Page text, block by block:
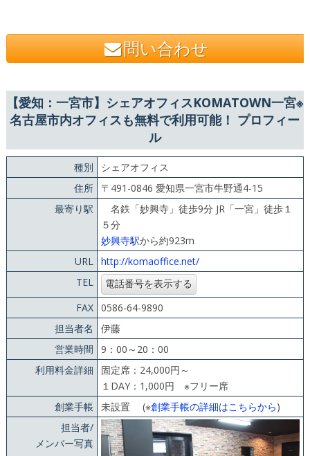
問い合わせ
【愛知：一宮市】シェアオフィスKOMATOWN一宮※
名古屋市内オフィスも無料で利用可能！ プロフィー
ル
種別
シェアオフィス
住所
〒491-0846 愛知県一宮市牛野通4-15
最寄り駅
名鉄「妙興寺」徒歩9分 JR「一宮」徒歩１
５分
妙興寺駅から約923m
URL http://komaoffice.net/
TEL
FAX 0586-64-9890
担当者名
伊藤
営業時間
9：00～20：00
利用料金詳細
固定席：24,000円～
１DAY：1,000円 ※フリー席
創業手帳 未設置 (※創業手帳の詳細はこちらから)
担当者/
メンバー写真